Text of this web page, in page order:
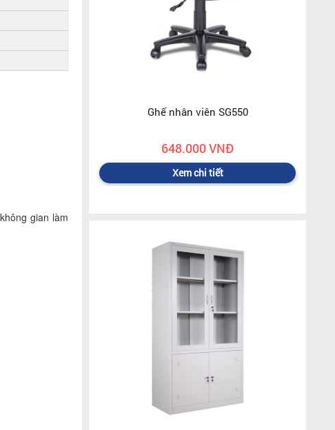
gian làm
Ghế nhân viên SG550
648.000 VNĐ
Xem chi tiết